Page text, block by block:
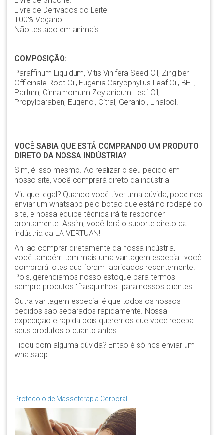
Livre de Derivados do Leite.
100% Vegano.
Não testado em animais.
COMPOSIÇÃO:
Paraffinum Liquidum, Vitis Vinifera Seed Oil, Zingiber
Officinale Root Oil, Eugenia Caryophyllus Leaf Oil, BHT,
Parfum, Cinnamomum Zeylanicum Leaf Oil,
Propylparaben, Eugenol, Citral, Geraniol, Linalool.
VOCÊ SABIA QUE ESTÁ COMPRANDO UM PRODUTO
DIRETO DA NOSSA INDÚSTRIA?
Sim, é isso mesmo. Ao realizar o seu pedido em
nosso site, você comprará direto da indústria.
Viu que legal? Quando você tiver uma dúvida, pode nos
enviar um whatsapp pelo botão que está no rodapé do
site, e nossa equipe técnica irá te responder
prontamente. Assim, você terá o suporte direto da
indústria da LA VERTUAN!
Ah, ao comprar diretamente da nossa indústria,
você também tem mais uma vantagem especial: você
comprará lotes que foram fabricados recentemente.
Pois, gerenciamos nosso estoque para termos
sempre produtos "frasquinhos" para nossos clientes.
Outra vantagem especial é que todos os nossos
pedidos são separados rapidamente. Nossa
expedição é rápida pois queremos que você receba
seus produtos o quanto antes.
Ficou com alguma dúvida? Então é só nos enviar um
whatsapp.
Protocolo de Massoterapia Corporal